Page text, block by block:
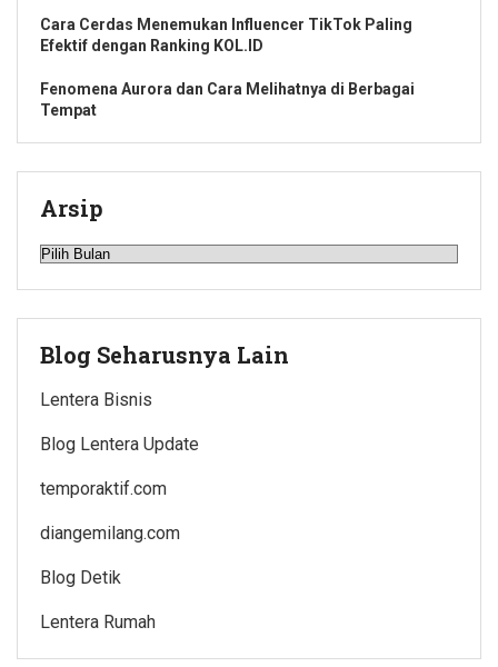
Cara Cerdas Menemukan Influencer TikTok Paling
Efektif dengan Ranking KOL.ID
Fenomena Aurora dan Cara Melihatnya di Berbagai
Tempat
Arsip
Arsip
Blog Seharusnya Lain
Lentera Bisnis
Blog Lentera Update
temporaktif.com
diangemilang.com
Blog Detik
Lentera Rumah